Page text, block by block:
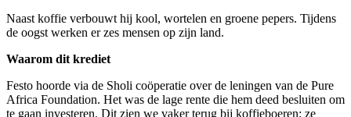
Naast koffie verbouwt hij kool, wortelen en groene pepers. Tijdens
de oogst werken er zes mensen op zijn land.
Waarom dit krediet
Festo hoorde via de Sholi coöperatie over de leningen van de Pure
Africa Foundation. Het was de lage rente die hem deed besluiten om
te gaan investeren. Dit zien we vaker terug bij koffieboeren; ze